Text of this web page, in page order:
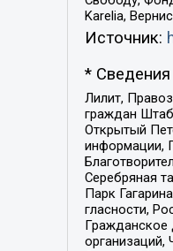
Karelia,
Источник:
*
Лилит,
граждан
Открытый
информации,
Серебряная
Парк
гласности,
Гражданское
организаций,